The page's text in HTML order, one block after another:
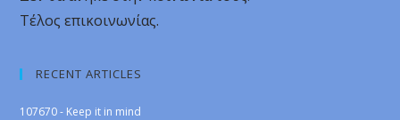
Τέλος επικοινωνίας.
RECENT ARTICLES
107670 - Keep it in mind